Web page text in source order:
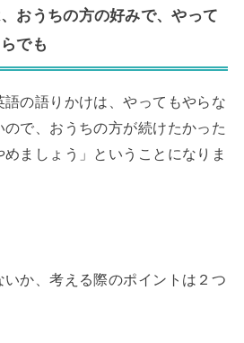
おうちの方の好みで、やって
でも
の語りかけは、やってもやらな
ので、おうちの方が続けたかった
ましょう」ということになりま
か、考える際のポイントは２つ